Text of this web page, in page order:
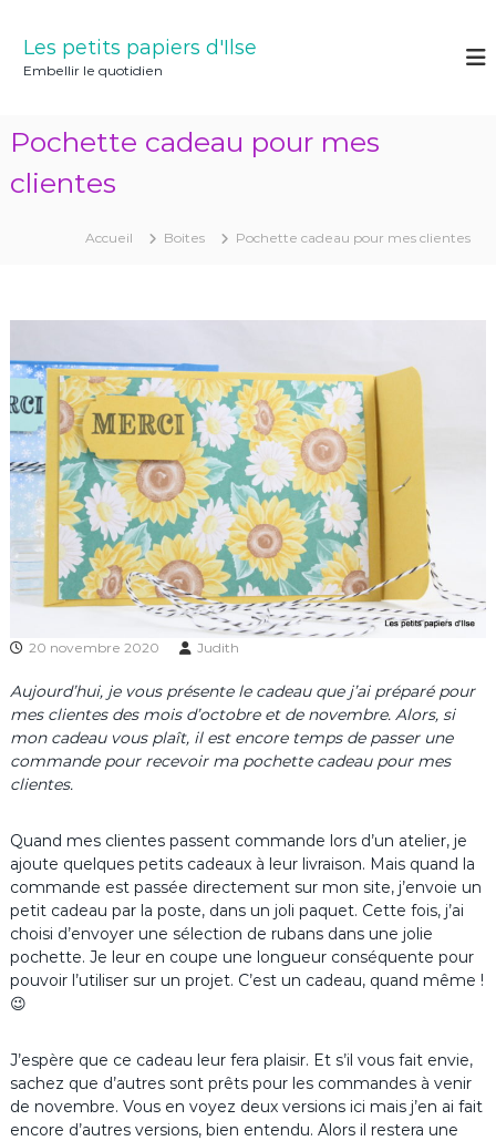
Les petits papiers d'Ilse
Embellir le quotidien
Pochette cadeau pour mes
clientes
Accueil Boites Pochette cadeau pour mes clientes
20 novembre 2020 Judith
Aujourd’hui, je vous présente le cadeau que j’ai préparé pour
mes clientes des mois d’octobre et de novembre. Alors, si
mon cadeau vous plaît, il est encore temps de passer une
commande pour recevoir ma pochette cadeau pour mes
clientes.
Quand mes clientes passent commande lors d’un atelier, je
ajoute quelques petits cadeaux à leur livraison. Mais quand la
commande est passée directement sur mon site, j’envoie un
petit cadeau par la poste, dans un joli paquet. Cette fois, j’ai
choisi d’envoyer une sélection de rubans dans une jolie
pochette. Je leur en coupe une longueur conséquente pour
pouvoir l’utiliser sur un projet. C’est un cadeau, quand même !
😉
J’espère que ce cadeau leur fera plaisir. Et s’il vous fait envie,
sachez que d’autres sont prêts pour les commandes à venir
de novembre. Vous en voyez deux versions ici mais j’en ai fait
encore d’autres versions, bien entendu. Alors il restera une